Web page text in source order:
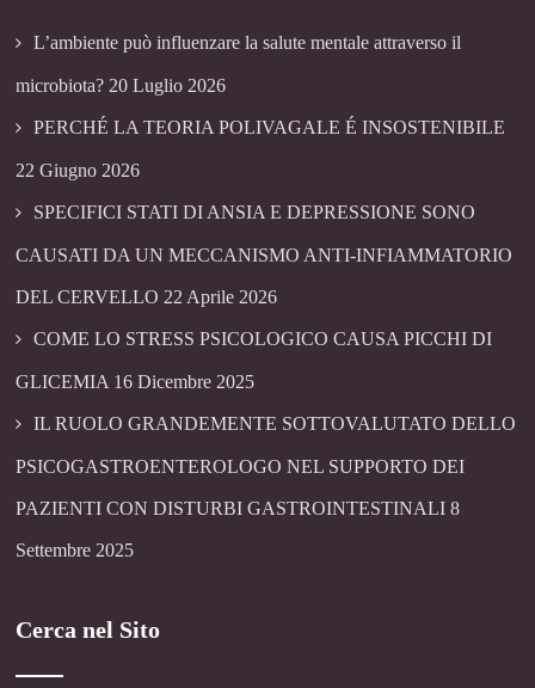
L’ambiente può influenzare la salute mentale attraverso il
microbiota? 20 Luglio 2026
PERCHÉ LA TEORIA POLIVAGALE É INSOSTENIBILE
22 Giugno 2026
SPECIFICI STATI DI ANSIA E DEPRESSIONE SONO
CAUSATI DA UN MECCANISMO ANTI-INFIAMMATORIO
DEL CERVELLO 22 Aprile 2026
COME LO STRESS PSICOLOGICO CAUSA PICCHI DI
GLICEMIA 16 Dicembre 2025
IL RUOLO GRANDEMENTE SOTTOVALUTATO DELLO
PSICOGASTROENTEROLOGO NEL SUPPORTO DEI
PAZIENTI CON DISTURBI GASTROINTESTINALI 8
Settembre 2025
Cerca nel Sito